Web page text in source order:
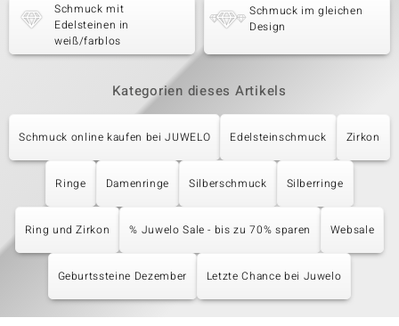
Schmuck mit
Edelsteinen in
weiß/farblos
Schmuck im gleichen
Design
Kategorien dieses Artikels
Schmuck online kaufen bei JUWELO Edelsteinschmuck Zirkon
Ringe Damenringe Silberschmuck Silberringe
Ring und Zirkon % Juwelo Sale - bis zu 70% sparen Websale
Geburtssteine Dezember Letzte Chance bei Juwelo